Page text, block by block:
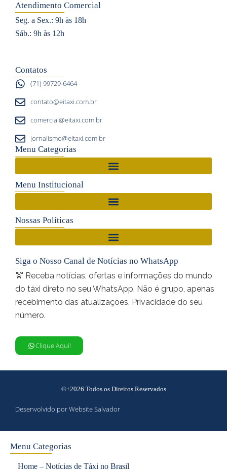
t
a
g
m
e
b
o
u
Atendimento Comercial
Seg. a Sex.: 9h às 18h
Sáb.: 9h às 12h
Contatos
(71) 99729-6464
contato@eitaxi.com.br
comercial@eitaxi.com.br
jornalismo@eitaxi.com.br
Menu Categorias
Menu Institucional
Nossas Políticas
Siga o Nosso Canal de Notícias no WhatsApp
🚖 Receba notícias, ofertas e informações do mundo
do táxi direto no seu WhatsApp. Não é grupo, apenas
recebimento das atualizações. Privacidade do seu
número.
Clique Aqui!
©+2026 Todos os Direitos Reservados
Desenvolvido por Website Salvador
Menu Categorias
Home – Notícias de Táxi no Brasil